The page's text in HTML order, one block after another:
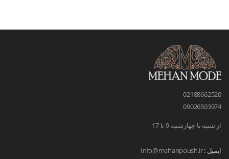
02188662520
09026503974
از شنبه تا چهارشنبه 9 تا 17
ایمیل :Info@mehanpoush.ir